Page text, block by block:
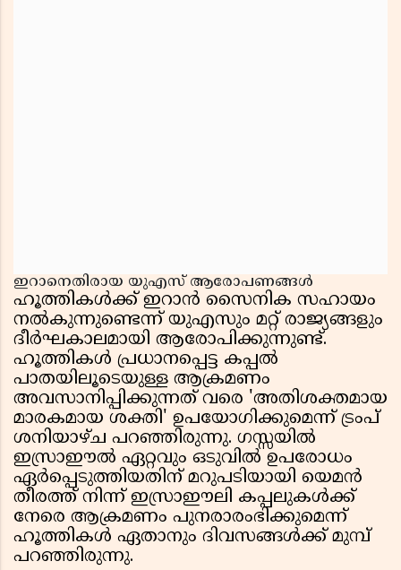
ഇറാനെതിരായ യുഎസ് ആരോപണങ്ങൾ
ഹൂത്തികൾക്ക് ഇറാൻ സൈനിക സഹായം
നൽകുന്നുണ്ടെന്ന് യുഎസും മറ്റ് രാജ്യങ്ങളും
ദീർഘകാലമായി ആരോപിക്കുന്നുണ്ട്.
ഹൂത്തികൾ പ്രധാനപ്പെട്ട കപ്പൽ
പാതയിലൂടെയുള്ള ആക്രമണം
അവസാനിപ്പിക്കുന്നത് വരെ 'അതിശക്തമായ
മാരകമായ ശക്തി' ഉപയോഗിക്കുമെന്ന് ട്രംപ്
ശനിയാഴ്ച പറഞ്ഞിരുന്നു. ഗസ്സയിൽ
ഇസ്രാഈൽ ഏറ്റവും ഒടുവിൽ ഉപരോധം
ഏർപ്പെടുത്തിയതിന് മറുപടിയായി യെമൻ
തീരത്ത് നിന്ന് ഇസ്രാഈലി കപ്പലുകൾക്ക്
നേരെ ആക്രമണം പുനരാരംഭിക്കുമെന്ന്
ഹൂത്തികൾ ഏതാനും ദിവസങ്ങൾക്ക് മുമ്പ്
പറഞ്ഞിരുന്നു.